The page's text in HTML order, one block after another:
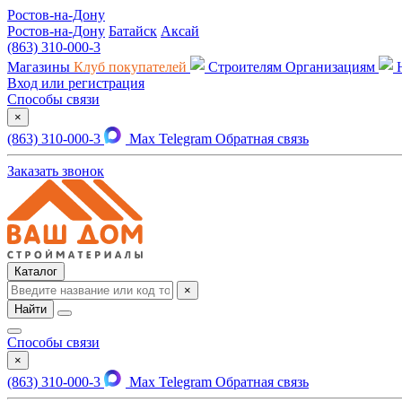
Ростов-на-Дону
Ростов-на-Дону Батайск Аксай
(863) 310-000-3
Магазины Клуб покупателей Строителям Организациям
Вход или регистрация
Способы связи
×
(863) 310-000-3 Max Telegram Обратная связь
Заказать звонок
Каталог
×
Найти
Способы связи
×
(863) 310-000-3 Max Telegram Обратная связь